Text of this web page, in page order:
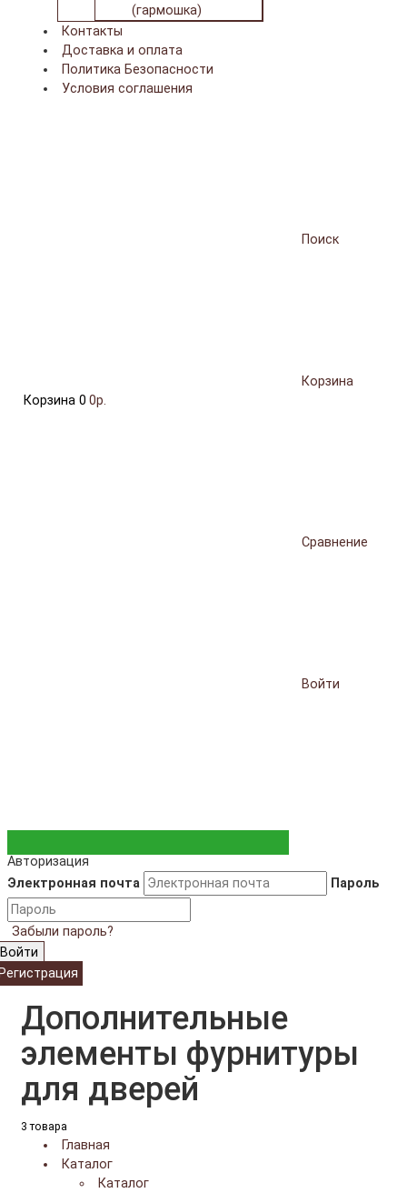
(гармошка)
Контакты
Доставка и оплата
Политика Безопасности
Условия соглашения
Поиск
Корзина
Корзина 0 0р.
Сравнение
Войти
Авторизация
Электронная почта
Пароль
Забыли пароль?
Войти
Дополнительные
элементы фурнитуры
для дверей
3 товара
Главная
Каталог
Каталог